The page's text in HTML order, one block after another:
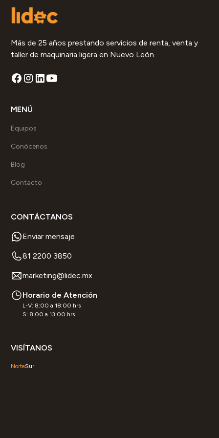
Más de 25 años prestando servicios de renta, venta y
taller de maquinaria ligera en Nuevo León.
MENÚ
Equipos
Conócenos
Blog
Contacto
CONTÁCTANOS
Enviar mensaje
81 2200 3850
marketing@lidec.mx
Horario de Atención
L-V: 8:00 a 18:00 hrs
S: 8:00 a 13:00 hrs
VISÍTANOS
NorteSur